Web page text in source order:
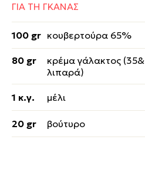
ΓΙΑ ΤΗ ΓΚΑΝΑΣ
100 gr κουβερτούρα 65%
80 gr
κρέμα γάλακτος (35&
λιπαρά)
1 κ.γ. μέλι
20 gr βούτυρο